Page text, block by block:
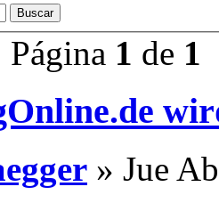
Página 1 de 1
» Jue